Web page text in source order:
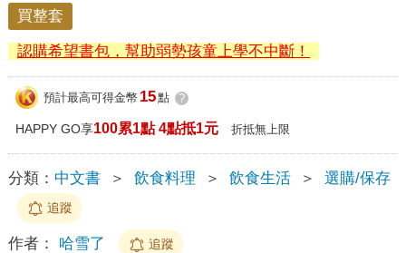
買整套
認購希望書包，幫助弱勢孩童上學不中斷！
預計最高可得金幣 15點 ?
HAPPY GO享100累1點 4點抵1元 折抵無上限
分類： 中文書 ＞ 飲食料理 ＞ 飲食生活 ＞ 選購/保存
追蹤
作者： 哈雪了 追蹤